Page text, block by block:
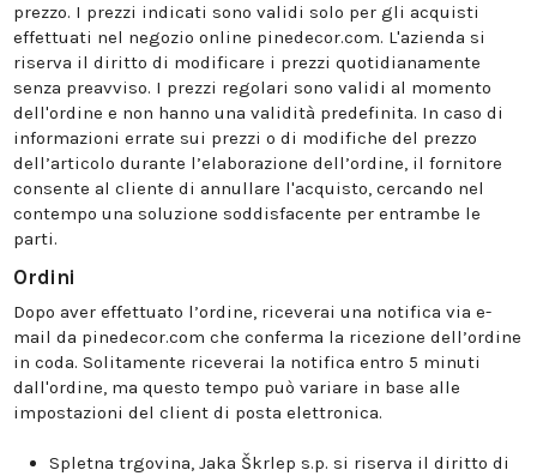
prezzo. I prezzi indicati sono validi solo per gli acquisti
effettuati nel negozio online pinedecor.com. L'azienda si
riserva il diritto di modificare i prezzi quotidianamente
senza preavviso. I prezzi regolari sono validi al momento
dell'ordine e non hanno una validità predefinita. In caso di
informazioni errate sui prezzi o di modifiche del prezzo
dell’articolo durante l’elaborazione dell’ordine, il fornitore
consente al cliente di annullare l'acquisto, cercando nel
contempo una soluzione soddisfacente per entrambe le
parti.
Ordini
Dopo aver effettuato l’ordine, riceverai una notifica via e-
mail da pinedecor.com che conferma la ricezione dell’ordine
in coda. Solitamente riceverai la notifica entro 5 minuti
dall'ordine, ma questo tempo può variare in base alle
impostazioni del client di posta elettronica.
Spletna trgovina, Jaka Škrlep s.p. si riserva il diritto di